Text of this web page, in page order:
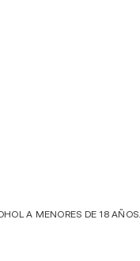
A MENORES DE 18